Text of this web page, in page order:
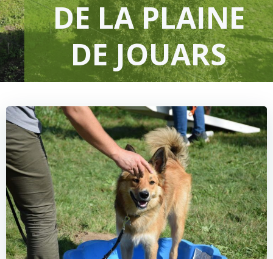
DE LA PLAINE
DE JOUARS